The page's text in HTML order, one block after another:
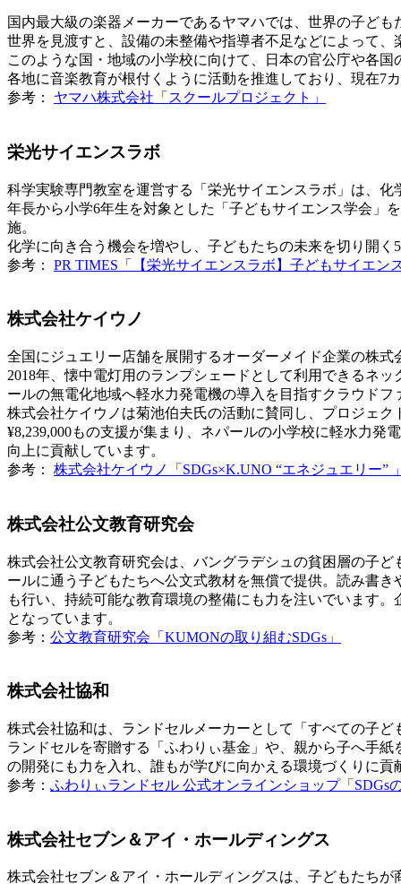
国内最大級の楽器メーカーであるヤマハでは、世界の子ど
世界を見渡すと、設備の未整備や指導者不足などによって
このような国・地域の小学校に向けて、日本の官公庁や各
各地に音楽教育が根付くように活動を推進しており、現在7
参考： ヤマハ株式会社「スクールプロジェクト」
栄光サイエンスラボ
科学実験専門教室を運営する「栄光サイエンスラボ」は、
年長から小学6年生を対象とした「子どもサイエンス学会」
施。
化学に向き合う機会を増やし、子どもたちの未来を切り開
参考： PR TIMES「【栄光サイエンスラボ】子どもサイエン
株式会社ケイウノ
全国にジュエリー店舗を展開するオーダーメイド企業の株
2018年、懐中電灯用のランプシェードとして利用できるネ
ールの無電化地域へ軽水力発電機の導入を目指すクラウド
株式会社ケイウノは菊池伯夫氏の活動に賛同し、プロジェ
¥8,239,000もの支援が集まり、ネパールの小学校に軽水力
向上に貢献しています。
参考： 株式会社ケイウノ「SDGs×K.UNO “エネジュエリー”
株式会社公文教育研究会
株式会社公文教育研究会は、バングラデシュの貧困層の子
ールに通う子どもたちへ公文式教材を無償で提供。読み書
も行い、持続可能な教育環境の整備にも力を注いでいます
となっています。
参考： 公文教育研究会「KUMONの取り組むSDGs」
株式会社協和
株式会社協和は、ランドセルメーカーとして「すべての子
ランドセルを寄贈する「ふわりぃ基金」や、親から子へ手
の開発にも力を入れ、誰もが学びに向かえる環境づくりに
参考： ふわりぃランドセル 公式オンラインショップ「SDGs
株式会社セブン＆アイ・ホールディングス
株式会社セブン＆アイ・ホールディングスは、子どもたち